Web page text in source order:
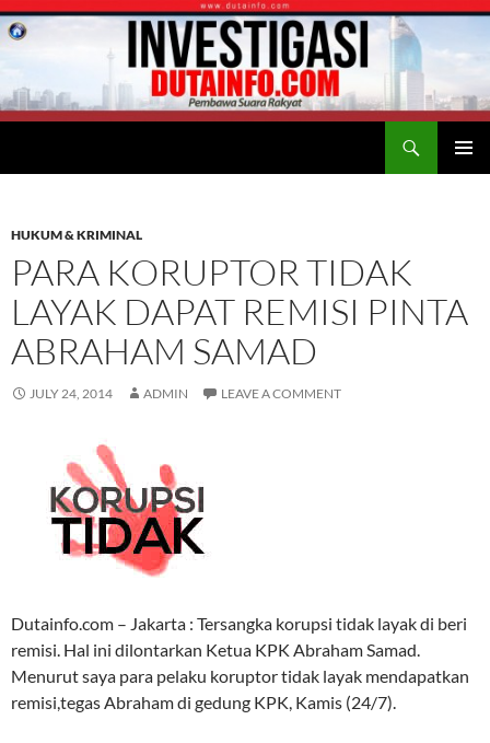
HUKUM & KRIMINAL
PARA KORUPTOR TIDAK
LAYAK DAPAT REMISI PINTA
ABRAHAM SAMAD
JULY 24, 2014 ADMIN LEAVE A COMMENT
Dutainfo.com – Jakarta : Tersangka korupsi tidak layak di beri
remisi. Hal ini dilontarkan Ketua KPK Abraham Samad.
Menurut saya para pelaku koruptor tidak layak mendapatkan
remisi,tegas Abraham di gedung KPK, Kamis (24/7).